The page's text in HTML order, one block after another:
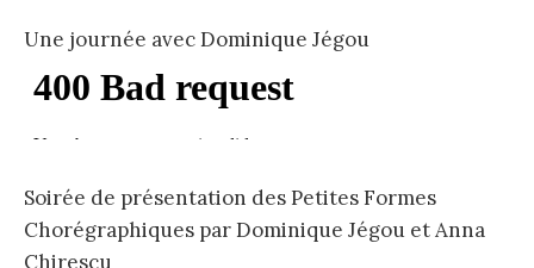
Une journée avec Dominique Jégou
Soirée de présentation des Petites Formes
Chorégraphiques par Dominique Jégou et Anna
Chirescu